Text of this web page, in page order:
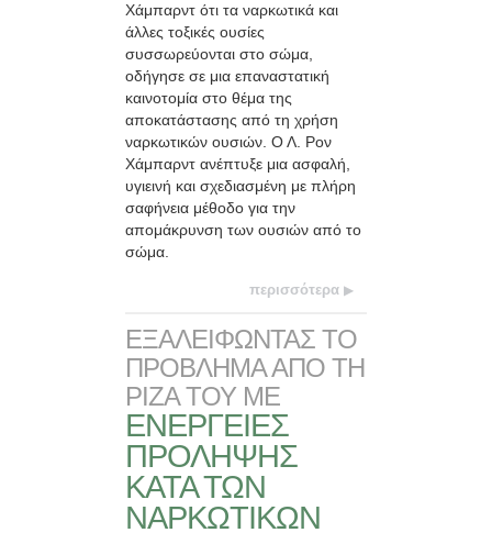
Χάμπαρντ ότι τα ναρκωτικά και
άλλες τοξικές ουσίες
συσσωρεύονται στο σώμα,
οδήγησε σε μια επαναστατική
καινοτομία στο θέμα της
αποκατάστασης από τη χρήση
ναρκωτικών ουσιών. Ο Λ. Ρον
Χάμπαρντ ανέπτυξε μια ασφαλή,
υγιεινή και σχεδιασμένη με πλήρη
σαφήνεια μέθοδο για την
απομάκρυνση των ουσιών από το
σώμα.
περισσότερα
ΕΞΑΛΕΙΦΩΝΤΑΣ ΤΟ
ΠΡΟΒΛΗΜΑ ΑΠΟ ΤΗ
ΡΙΖΑ ΤΟΥ ΜΕ
ΕΝΕΡΓΕΙΕΣ
ΠΡΟΛΗΨΗΣ
ΚΑΤΑ ΤΩΝ
ΝΑΡΚΩΤΙΚΩΝ